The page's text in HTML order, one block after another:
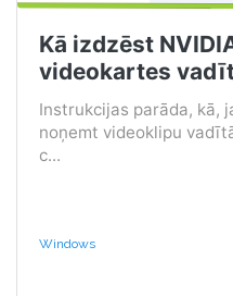
Kā izdzēst
videokartes
Instrukcijas parāda, kā,
noņemt videoklipu
c...
Windows